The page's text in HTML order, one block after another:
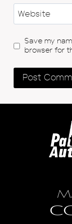
Website
Save my
browser for